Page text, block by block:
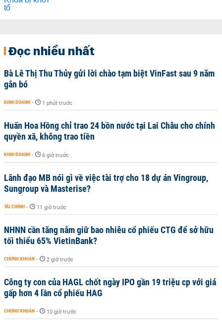
Đọc nhiều nhất
Bà Lê Thị Thu Thủy gửi lời chào tạm biệt VinFast sau 9 năm
gắn bó
KINH DOANH - 1 phút trước
Huấn Hoa Hồng chỉ trao 24 bồn nước tại Lai Châu cho chính
quyền xã, không trao tiền
KINH DOANH - 6 giờ trước
Lãnh đạo MB nói gì về việc tài trợ cho 18 dự án Vingroup,
Sungroup và Masterise?
TÀI CHÍNH - 11 giờ trước
NHNN cần tăng nắm giữ bao nhiêu cổ phiếu CTG để sở hữu
tối thiểu 65% VietinBank?
CHỨNG KHOÁN - 2 giờ trước
Công ty con của HAGL chốt ngày IPO gần 19 triệu cp với giá
gấp hơn 4 lần cổ phiếu HAG
CHỨNG KHOÁN - 10 giờ trước